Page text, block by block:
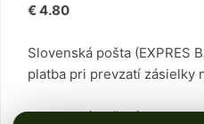
€ 4.80
Slovenská pošta (EXPRES
platba pri prevzatí zásielky
Slovenská pošta (EXPRES